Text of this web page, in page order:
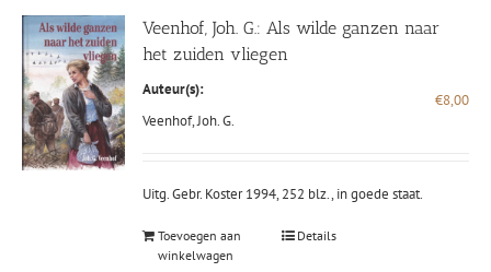
Veenhof, Joh. G.: Als wilde ganzen naar
het zuiden vliegen
Auteur(s):
Veenhof, Joh. G.
€8,00
Uitg. Gebr. Koster 1994, 252 blz., in goede staat.
Toevoegen aan
winkelwagen
Details